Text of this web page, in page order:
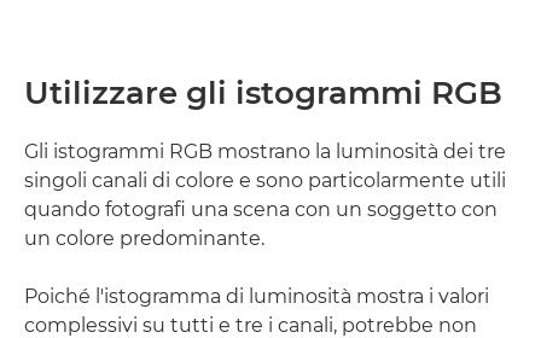
Utilizzare gli istogrammi RGB
Gli istogrammi RGB mostrano la luminosità dei tre
singoli canali di colore e sono particolarmente utili
quando fotografi una scena con un soggetto con
un colore predominante.
Poiché l'istogramma di luminosità mostra i valori
complessivi su tutti e tre i canali, potrebbe non